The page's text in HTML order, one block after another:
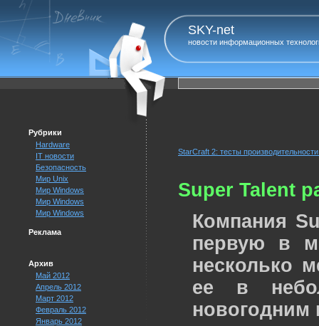
SKY-net
новости информационных
Рубрики
Hardware
IT новости
Безопасность
Мир Unix
Мир Windows
Мир Windows
Мир Windows
Реклама
Архив
Май 2012
Апрель 2012
Март 2012
Февраль 2012
Январь 2012
StarCraft 2: тесты
Super Talent
Компания
первую в
несколько
ее в
новогодним